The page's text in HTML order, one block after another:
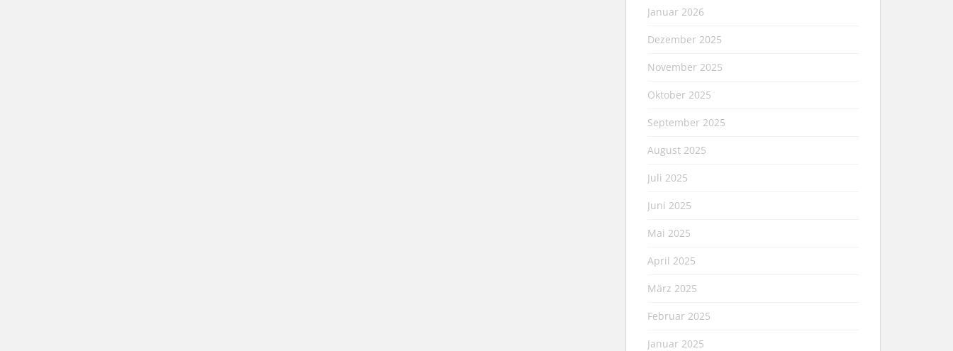
Januar 2026
Dezember 2025
November 2025
Oktober 2025
September 2025
August 2025
Juli 2025
Juni 2025
Mai 2025
April 2025
März 2025
Februar 2025
Januar 2025